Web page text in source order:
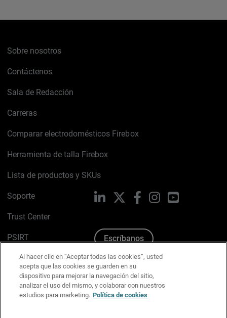
Sobre nosotros
Contáctenos
Sala de Redacción
Carreras
Comparar electrodomésticos Firebox
Herramienta de talla Firebox
Lista de productos y SKUs
Soporte
Trust Center
PSIRT
Política de cookies
Política de privacidad
Kit de medios y marca
LinkedIn FacebookInstagramYouTube
Escríbanos
Al hacer clic en “Aceptar todas las cookies”, usted
acepta que las cookies se guarden en su
dispositivo para mejorar la navegación del sitio,
analizar el uso del mismo, y colaborar con nuestros
estudios para marketing. Política de cookies